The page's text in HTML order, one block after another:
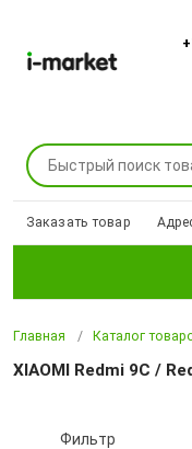
Заказать товар
Главная Каталог
XIAOMI Redmi 9C /
Фильтр